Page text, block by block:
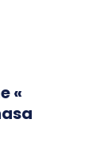
«